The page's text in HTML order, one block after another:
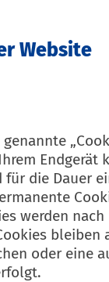
Website
Endgerät
die Dauer
werden
bleiben
oder eine